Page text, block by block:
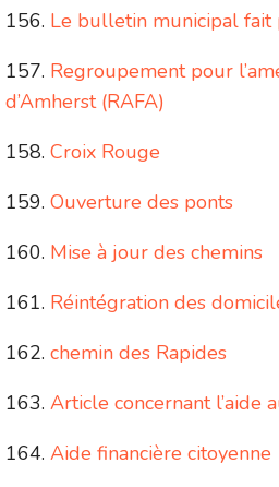
Le bulletin municipal fait
Regroupement pour
d’Amherst (RAFA)
Croix Rouge
Ouverture des ponts
Mise à jour des chemins
Réintégration des
chemin des Rapides
Article concernant l’aide
Aide financière citoyenne